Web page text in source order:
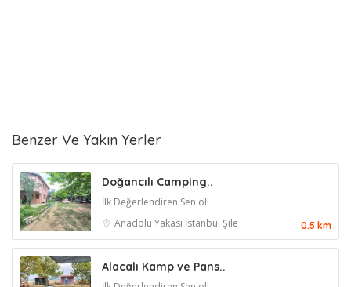
Benzer Ve Yakın Yerler
Doğancılı Camping..
İlk Değerlendiren Sen ol!
Anadolu Yakası İstanbul Şile 0.5 km
Alacalı Kamp ve Pans..